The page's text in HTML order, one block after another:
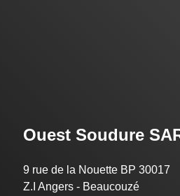
Ouest Soudure
9 rue de la Nouette BP 30017
Z.I Angers - Beaucouzé